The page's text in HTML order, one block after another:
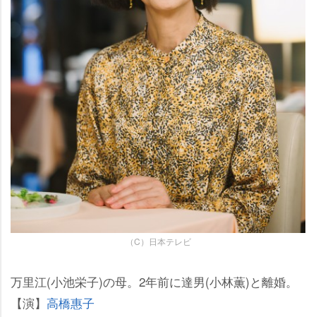
（C）日本テレビ
万里江(小池栄子)の母。2年前に達男(小林薫)と離婚。
【演】 高橋惠子